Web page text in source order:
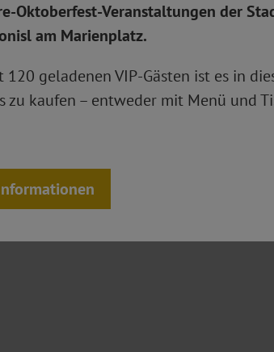
Oktoberfest-Veranstaltungen der
am Marienplatz.
120 geladenen VIP-Gästen ist es in
zu kaufen – entweder mit Menü und